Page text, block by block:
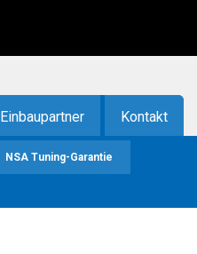
Einbaupartner Kontakt
NSA Tuning-Garantie